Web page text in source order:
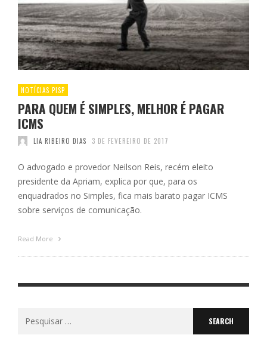
NOTÍCIAS PISP
PARA QUEM É SIMPLES, MELHOR É PAGAR
ICMS
LIA RIBEIRO DIAS 3 DE FEVEREIRO DE 2017
O advogado e provedor Neilson Reis, recém eleito
presidente da Apriam, explica por que, para os
enquadrados no Simples, fica mais barato pagar ICMS
sobre serviços de comunicação.
Read More